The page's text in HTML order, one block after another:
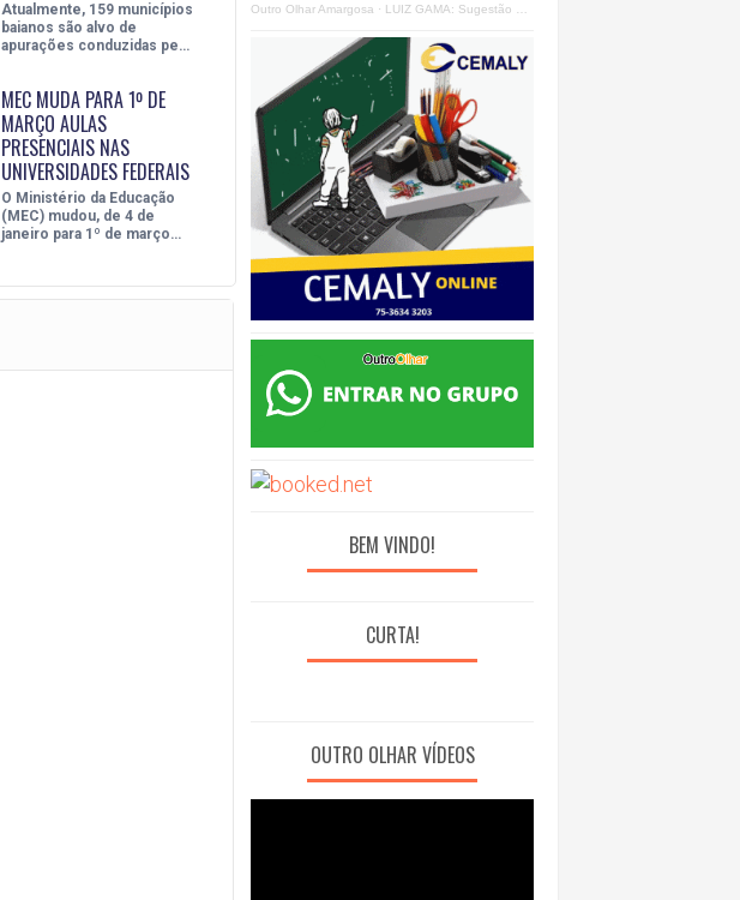
Atualmente, 159 municípios
baianos são alvo de
apurações conduzidas pe…
MEC MUDA PARA 1º DE
MARÇO AULAS
PRESENCIAIS NAS
UNIVERSIDADES FEDERAIS
O Ministério da Educação
(MEC) mudou, de 4 de
janeiro para 1º de março…
Outro Olhar Amargosa · LUIZ GAMA: Sugestão Outro Olhar
BEM VINDO!
CURTA!
OUTRO OLHAR VÍDEOS